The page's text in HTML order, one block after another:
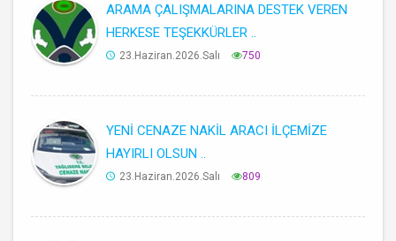
ARAMA ÇALIŞMALARINA DESTEK VEREN
HERKESE TEŞEKKÜRLER ..
23.Haziran.2026.Salı 750
YENİ CENAZE NAKİL ARACI İLÇEMİZE
HAYIRLI OLSUN ..
23.Haziran.2026.Salı 809